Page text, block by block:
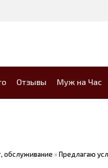
Отзывы Муж на Час
обслуживание »Предлагаю